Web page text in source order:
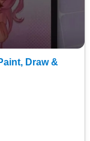
Draw &